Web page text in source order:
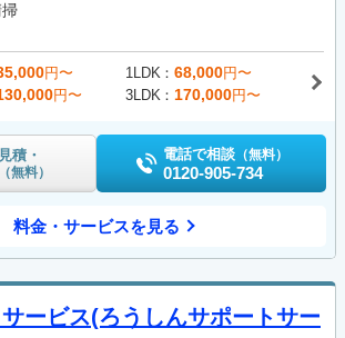
円〜 1LDK 68,000円〜
円〜 3LDK 170,000円〜
積・
（無料）
電話で相談 （無料）
0120-905-734
料金・サービスを見る
ービス(ろうしんサポートサー